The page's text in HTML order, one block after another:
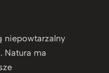
niepowtarzalny
Natura ma